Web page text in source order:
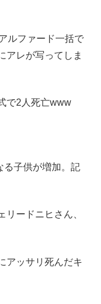
ルファード一括で
アレが写ってしま
で2人死亡www
る子供が増加。記
リードニヒさん、
アッサリ死んだキ